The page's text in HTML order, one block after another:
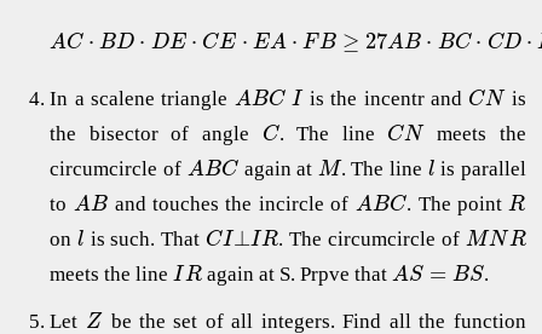
AC ⋅ BD ⋅ DE ⋅ CE ⋅ EA ⋅ FB ≥ 27AB ⋅ BC ⋅ CD ⋅
In a scalene triangle ABC Iis the incentr and CNis
the bisector of angle
C. The line CNmeets the
circumcircle of ABC again at M. The line l is parallel
to AB and touches the incircle of ABC. The pointR
onl is such. That CI⊥IR. The circumcircle of MNR
meets the lineIR again at S. Prpve thatAS = BS.
Let Z be the set of all integers. Find all the function